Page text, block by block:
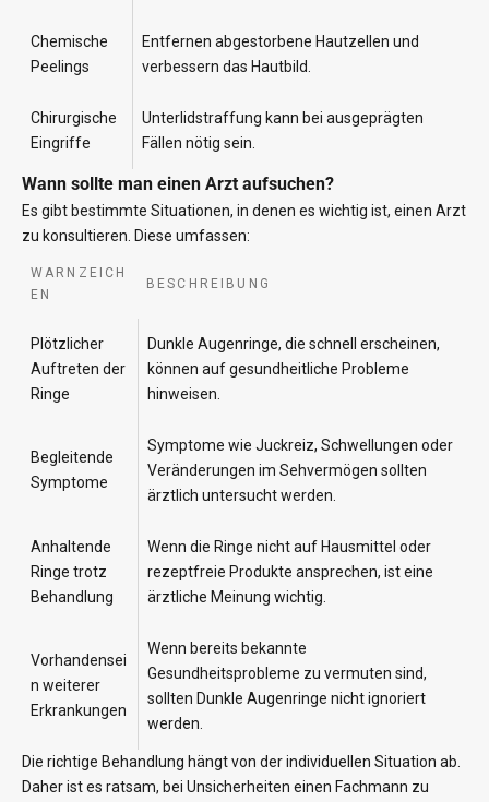
Chemische
Peelings
Entfernen abgestorbene Hautzellen und
verbessern das Hautbild.
Chirurgische
Eingriffe
Unterlidstraffung kann bei ausgeprägten
Fällen nötig sein.
Wann sollte man einen Arzt aufsuchen?
Es gibt bestimmte Situationen, in denen es wichtig ist, einen Arzt
zu konsultieren. Diese umfassen:
WARNZEICH
EN
BESCHREIBUNG
Plötzlicher
Auftreten der
Ringe
Dunkle Augenringe, die schnell erscheinen,
können auf gesundheitliche Probleme
hinweisen.
Begleitende
Symptome
Symptome wie Juckreiz, Schwellungen oder
Veränderungen im Sehvermögen sollten
ärztlich untersucht werden.
Anhaltende
Ringe trotz
Behandlung
Wenn die Ringe nicht auf Hausmittel oder
rezeptfreie Produkte ansprechen, ist eine
ärztliche Meinung wichtig.
Vorhandensei
n weiterer
Erkrankungen
Wenn bereits bekannte
Gesundheitsprobleme zu vermuten sind,
sollten Dunkle Augenringe nicht ignoriert
werden.
Die richtige Behandlung hängt von der individuellen Situation ab.
Daher ist es ratsam, bei Unsicherheiten einen Fachmann zu